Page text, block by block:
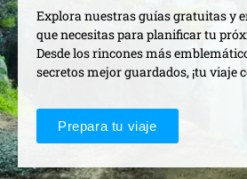
Explora nuestras guías gratuitas y
que necesitas para planificar tu
Desde los rincones más
secretos mejor guardados, ¡tu viaje
Prepara tu viaje